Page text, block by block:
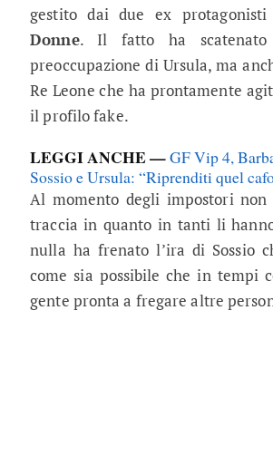
gestito dai due ex
Donne. Il fatto ha
preoccupazione di Ursula, ma
Re Leone che ha prontamente
il profilo fake.
LEGGI ANCHE —GF Vip 4,
Sossio e Ursula: “Riprenditi quel
Al momento degli impostori non
traccia in quanto in tanti li
nulla ha frenato l’ira di Sossio
come sia possibile che in tempi
gente pronta a fregare altre